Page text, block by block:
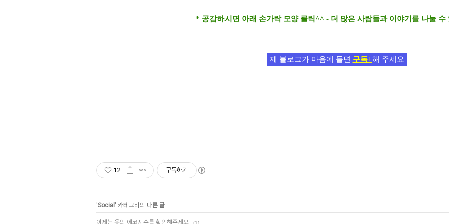
* 공감하시면 아래 손가락 모양 클릭^^ - 더 많은 사람들과 이야기를 나눌 수
제 블로그가 마음에 들면 구독+해 주세요
12 구독하기
'Social ' 카테고리의 다른 글
이제는 옷의 에코지수를 확인해주세요. (1)